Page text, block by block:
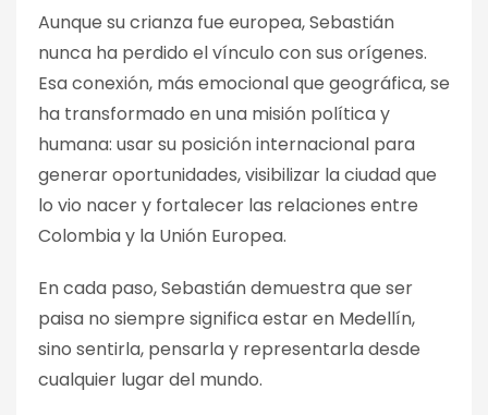
Aunque su crianza fue europea, Sebastián
nunca ha perdido el vínculo con sus orígenes.
Esa conexión, más emocional que geográfica, se
ha transformado en una misión política y
humana: usar su posición internacional para
generar oportunidades, visibilizar la ciudad que
lo vio nacer y fortalecer las relaciones entre
Colombia y la Unión Europea.
En cada paso, Sebastián demuestra que ser
paisa no siempre significa estar en Medellín,
sino sentirla, pensarla y representarla desde
cualquier lugar del mundo.